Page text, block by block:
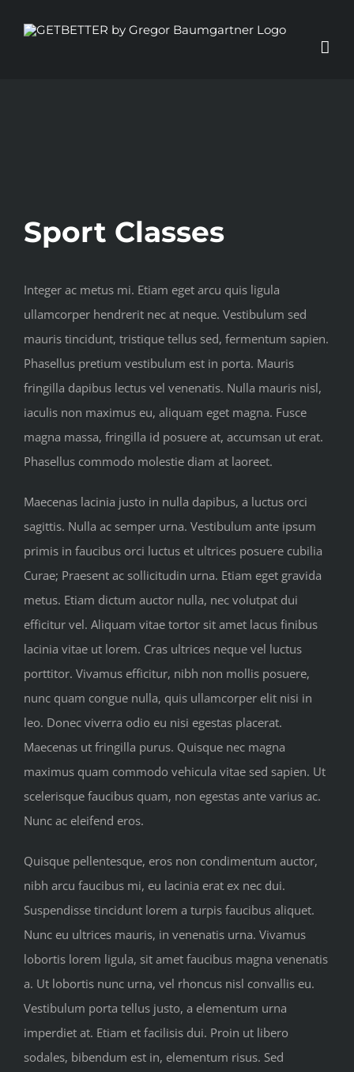
Inhalt
Image
Sport Classes
Integer ac metus mi. Etiam eget arcu quis ligula
ullamcorper hendrerit nec at neque. Vestibulum sed
mauris tincidunt, tristique tellus sed, fermentum sapien.
Phasellus pretium vestibulum est in porta. Mauris
fringilla dapibus lectus vel venenatis. Nulla mauris nisl,
iaculis non maximus eu, aliquam eget magna. Fusce
magna massa, fringilla id posuere at, accumsan ut erat.
Phasellus commodo molestie diam at laoreet.
Maecenas lacinia justo in nulla dapibus, a luctus orci
sagittis. Nulla ac semper urna. Vestibulum ante ipsum
primis in faucibus orci luctus et ultrices posuere cubilia
Curae; Praesent ac sollicitudin urna. Etiam eget gravida
metus. Etiam dictum auctor nulla, nec volutpat dui
efficitur vel. Aliquam vitae tortor sit amet lacus finibus
lacinia vitae ut lorem. Cras ultrices neque vel luctus
porttitor. Vivamus efficitur, nibh non mollis posuere,
nunc quam congue nulla, quis ullamcorper elit nisi in
leo. Donec viverra odio eu nisi egestas placerat.
Maecenas ut fringilla purus. Quisque nec magna
maximus quam commodo vehicula vitae sed sapien. Ut
scelerisque faucibus quam, non egestas ante varius ac.
Nunc ac eleifend eros.
Quisque pellentesque, eros non condimentum auctor,
nibh arcu faucibus mi, eu lacinia erat ex nec dui.
Suspendisse tincidunt lorem a turpis faucibus aliquet.
Nunc eu ultrices mauris, in venenatis urna. Vivamus
lobortis lorem ligula, sit amet faucibus magna venenatis
a. Ut lobortis nunc urna, vel rhoncus nisl convallis eu.
Vestibulum porta tellus justo, a elementum urna
imperdiet at. Etiam et facilisis dui. Proin ut libero
sodales, bibendum est in, elementum risus. Sed